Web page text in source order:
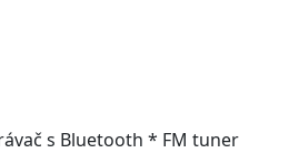
s Bluetooth * FM tuner